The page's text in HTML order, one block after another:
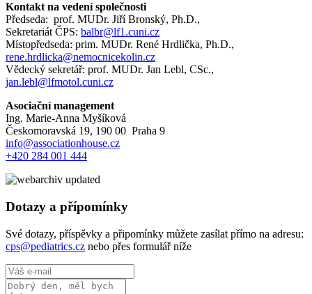
Kontakt na vedení společnosti
Předseda: prof. MUDr. Jiří Bronský, Ph.D.,
Sekretariát ČPS: balbr@lf1.cuni.cz
Místopředseda: prim. MUDr. René Hrdlička, Ph.D.,
rene.hrdlicka@nemocnicekolin.cz
Vědecký sekretář: prof. MUDr. Jan Lebl, CSc.,
jan.lebl@lfmotol.cuni.cz
Asociační management
Ing. Marie-Anna Myšíková
Českomoravská 19, 190 00 Praha 9
info@associationhouse.cz
+420 284 001 444
Dotazy a přípomínky
Své dotazy, příspěvky a připomínky můžete zasílat přímo na adresu:
cps@pediatrics.cz nebo přes formulář níže